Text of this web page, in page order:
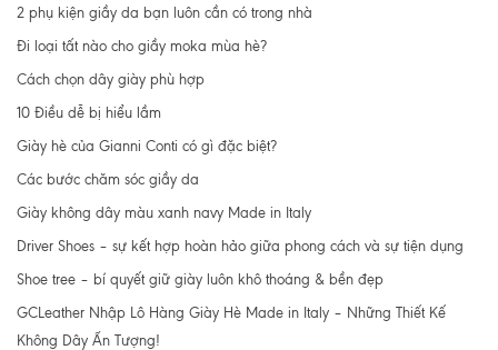
2 phụ kiện giầy da bạn luôn cần có trong nhà
Đi loại tất nào cho giầy moka mùa hè?
Cách chọn dây giày phù hợp
10 Điều dễ bị hiểu lầm
Giày hè của Gianni Conti có gì đặc biệt?
Các bước chăm sóc giầy da
Giày không dây màu xanh navy Made in Italy
Driver Shoes – sự kết hợp hoàn hảo giữa phong cách và sự tiện dụng
Shoe tree – bí quyết giữ giày luôn khô thoáng & bền đẹp
GCLeather Nhập Lô Hàng Giày Hè Made in Italy – Những Thiết Kế
Không Dây Ấn Tượng!